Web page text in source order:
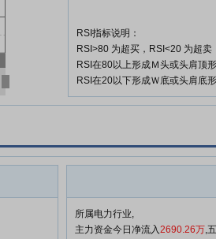
RSI指标说明：
RSI>80 为超买，RSI<20 为超卖
RSI在80以上形成Ｍ头或头肩顶
RSI在20以下形成Ｗ底或头肩底
所属电力行业,
主力资金今日净流入2690.26万,